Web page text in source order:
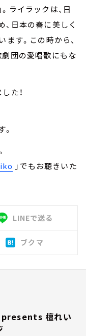
ライラックは、日
日本の春に美しく
ます。この時から、
劇団の愛唱歌にもな
た！
」でもお聴きいた
LINEで送る
ブクマ
presents 檀れい